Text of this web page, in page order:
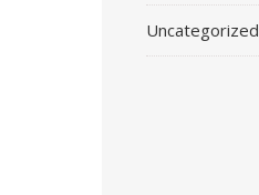
Uncategorized